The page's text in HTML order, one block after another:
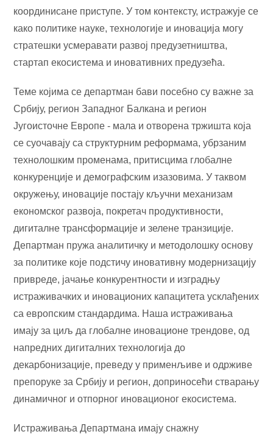
координисане приступе. У том контексту, истражује се
како политике науке, технологије и иновација могу
стратешки усмеравати развој предузетништва,
стартап екосистема и иновативних предузећа.
Теме којима се департман бави посебно су важне за
Србију, регион Западног Балкана и регион
Југоисточне Европе - мала и отворена тржишта која
се суочавају са структурним реформама, убрзаним
технолошким променама, притисцима глобалне
конкуренције и демографским изазовима. У таквом
окружењу, иновације постају кључни механизам
економског развоја, покретач продуктивности,
дигиталне трансформације и зелене транзиције.
Департман пружа аналитичку и методолошку основу
за политике које подстичу иновативну модернизацију
привреде, јачање конкурентности и изградњу
истраживачких и иновационих капацитета усклађених
са европским стандардима. Наша истраживања
имају за циљ да глобалне иновационе трендове, од
напредних дигиталних технологија до
декарбонизације, преведу у применљиве и одрживе
препоруке за Србију и регион, доприносећи стварању
динамичног и отпорног иновационог екосистема.
Истраживања Департмана имају снажну